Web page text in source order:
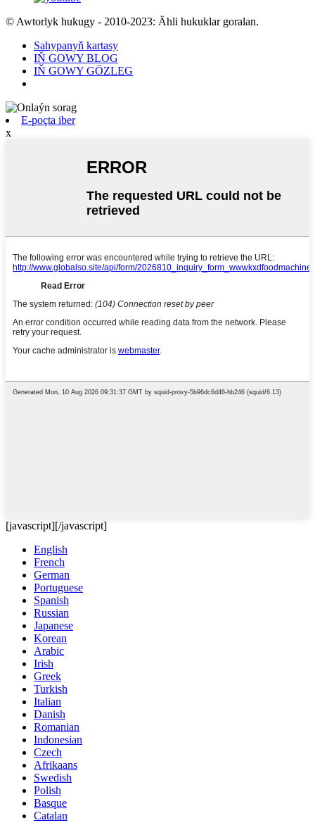
© Awtorlyk hukugy - 2010-2023: Ähli hukuklar goralan.
Sahypanyň kartasy
IŇ GOWY BLOG
IŇ GOWY GÖZLEG
E-poçta iber
x
[javascript] [/javascript]
English
French
German
Portuguese
Spanish
Russian
Japanese
Korean
Arabic
Irish
Greek
Turkish
Italian
Danish
Romanian
Indonesian
Czech
Afrikaans
Swedish
Polish
Basque
Catalan